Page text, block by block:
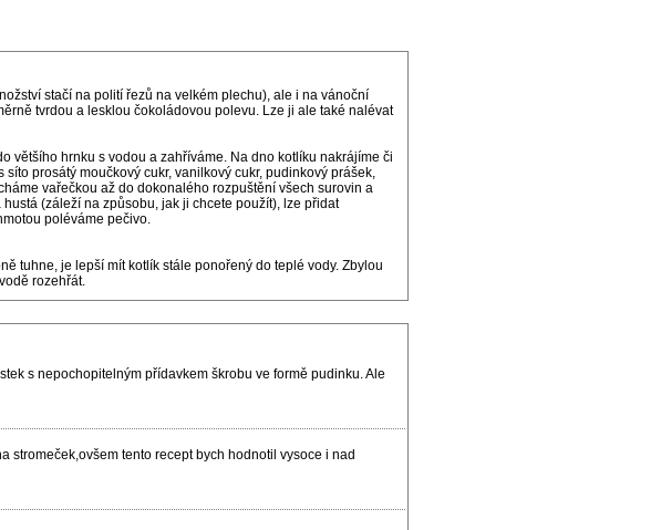
stačí na polití řezů na velkém plechu), ale i na vánoční
tvrdou a lesklou čokoládovou polevu. Lze ji ale také nalévat
většího hrnku s vodou a zahříváme. Na dno kotlíku nakrájíme či
prosátý moučkový cukr, vanilkový cukr, pudinkový prášek,
vařečkou až do dokonalého rozpuštění všech surovin a
(záleží na způsobu, jak ji chcete použít), lze přidat
poléváme pečivo.
tuhne, je lepší mít kotlík stále ponořený do teplé vody. Zbylou
rozehřát.
s nepochopitelným přídavkem škrobu ve formě pudinku. Ale
stromeček,ovšem tento recept bych hodnotil vysoce i nad